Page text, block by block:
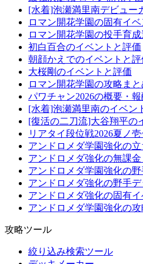
[水着]泡瀬満里南デビュー
ロマン開花学園の固有イ
ロマン開花学園の投手育
初白百合のイベントと評価
朝顔かえでのイベントと評
大桜剛のイベントと評価
ロマン開花学園の攻略まと
パワチャン2026の概要・
[水着]泡瀬満里南のイベン
[復活の二刀流]大谷翔平の
リアタイ段位戦2026夏ノ
アンドロメダ学園強化の
アンドロメダ強化の無課
アンドロメダ学園強化の
アンドロメダ強化の野手
アンドロメダ強化の固有
アンドロメダ学園強化の
攻略ツール
絞り込み検索ツール